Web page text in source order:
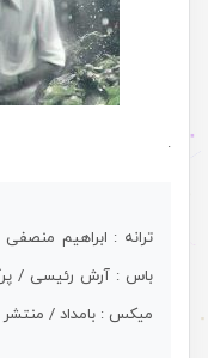
.
ترانه : ابراهیم
باس : آرش رئیسی /
میکس : بامداد /